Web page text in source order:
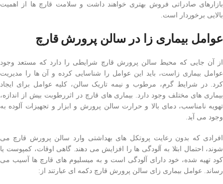
بازارهای صادراتی فروش بهتری خواهند داشت و سلامت قارچ ها از اهمیت
بالایی برخوردار است.
عوامل بیماری ‌زا در سالن پرورش قارچ
از آن جایی که محیط سالن پرورش قارچ شرایطی را دارد که مستعد وجود
عوامل بیماری زاست، باید این عوامل را شناسایی کرده و آن ها را مدیریت
کرد. در شرایط گرم، مرطوب و نیمه تاریک سالن، کلیه عوامل برای ایجاد
بیماری های مختلف وجود دارد. بیماری های قارچ در اثررطوبت بیش از اندازه،
تهویه نامناسب، دمای بالا و حرارت سالن پرورش و ابزار و تجهیزات آلوده به
وجود می آید.
افرادی که بدون رعایت پروتکل های بهداشتی وارد سالن پرورش قارچ می
شوند، احتمال ابتلا به آلودگی ها را افزایش می دهند. گاهی اوقات، کمپوست یا
کود تهیه شده، خود دارای آلودگی است و به میسلیوم های قارچ ها آسیب می
رساند. عوامل بیماری زای سالن پرورش قارچ دکمه ای عبارتند از: